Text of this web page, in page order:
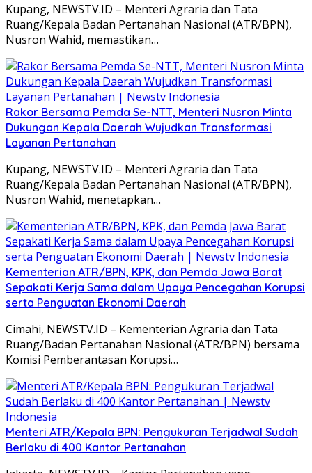
Kupang, NEWSTV.ID – Menteri Agraria dan Tata
Ruang/Kepala Badan Pertanahan Nasional (ATR/BPN),
Nusron Wahid, memastikan…
Rakor Bersama Pemda Se-NTT, Menteri Nusron Minta
Dukungan Kepala Daerah Wujudkan Transformasi
Layanan Pertanahan
Kupang, NEWSTV.ID – Menteri Agraria dan Tata
Ruang/Kepala Badan Pertanahan Nasional (ATR/BPN),
Nusron Wahid, menetapkan…
Kementerian ATR/BPN, KPK, dan Pemda Jawa Barat
Sepakati Kerja Sama dalam Upaya Pencegahan Korupsi
serta Penguatan Ekonomi Daerah
Cimahi, NEWSTV.ID – Kementerian Agraria dan Tata
Ruang/Badan Pertanahan Nasional (ATR/BPN) bersama
Komisi Pemberantasan Korupsi…
Menteri ATR/Kepala BPN: Pengukuran Terjadwal Sudah
Berlaku di 400 Kantor Pertanahan